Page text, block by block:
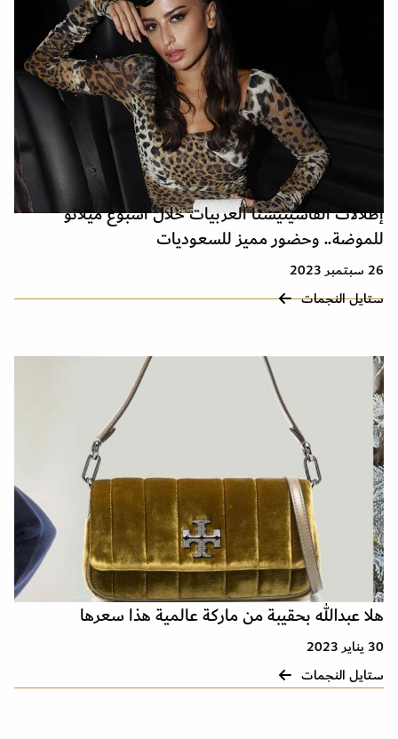
إطلالات الفاشينيستا العربيات خلال أسبوع ميلانو
للموضة.. وحضور مميز للسعوديات
26 سبتمبر 2023
ستايل النجمات
هلا عبدالله بحقيبة من ماركة عالمية هذا سعرها
30 يناير 2023
ستايل النجمات